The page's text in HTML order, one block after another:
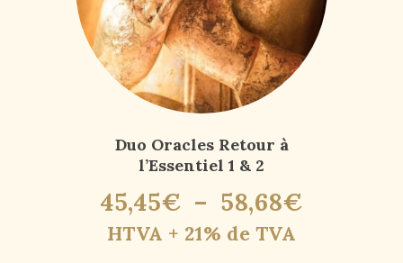
Duo Oracles Retour à
l’Essentiel 1 & 2
45,45€ – 58,68€
HTVA + 21% de TVA